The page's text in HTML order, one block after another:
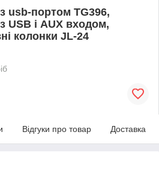
usb-портом TG396,
USB і AUX входом,
колонки JL-24
Відгуки про товар Доставка